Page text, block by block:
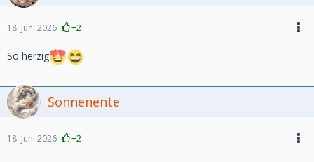
18. Juni 2026 +2
So herzig
Sonnenente
18. Juni 2026 +2